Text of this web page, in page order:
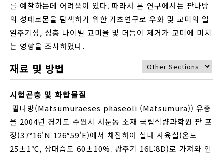
를 예찰하는데 어려움이 있다. 따라서 본 연구에서는 팥나방
의 성페로몬을 탐색하기 위한 기초연구로 우화 및 교미의 일
일주기성, 성충 나이별 교미율 및 더듬이 제거가 교미에 미치
는 영향을 조사하였다.
재료 및 방법
시험곤충 및 화합물질
팥나방(Matsumuraeses phaseoli (Matsumura)) 유충
을 2004년 경기도 수원시 서둔동 소재 국립식량과학원 팥 포
장(37°16'N 126°59'E)에서 채집하여 실내 사육실(온도
25±1℃, 상대습도 60±10%, 광주기 16L:8D)로 가져와 인